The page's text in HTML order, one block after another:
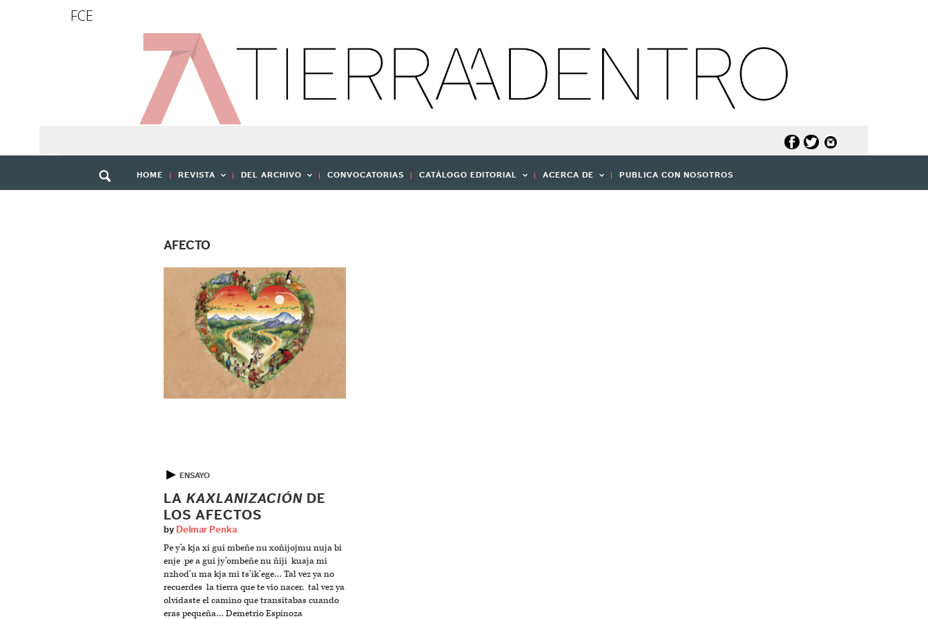
FCE
HOME REVISTA DEL ARCHIVO CONVOCATORIAS CATÁLOGO EDITORIAL ACERCA DE PUBLICA CON NOSOTROS
AFECTO
▶ ENSAYO
LA KAXLANIZACIÓN DE
LOS AFECTOS
by Delmar Penka
Pe y’a kja xi gui mbeñe nu xoñijojmu nuja bi
enje pe a gui jy’ombeñe nu ñiji kuaja mi
nzhod’u ma kja mi ts’ik’ege… Tal vez ya no
recuerdes la tierra que te vio nacer, tal vez ya
olvidaste el camino que transitabas cuando
eras pequeña… Demetrio Espinoza